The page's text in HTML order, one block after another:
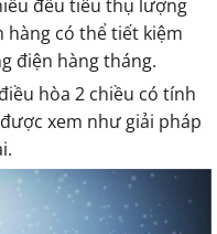
đều tiêu thụ lượng
hàng có thể tiết kiệm
điện hàng tháng.
hòa 2 chiều có tính
xem như giải pháp